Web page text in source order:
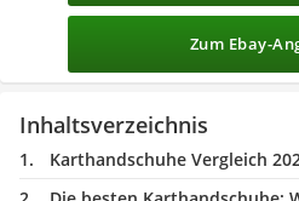
Zum Ebay-
Inhaltsverzeichnis
Karthandschuhe Vergleich